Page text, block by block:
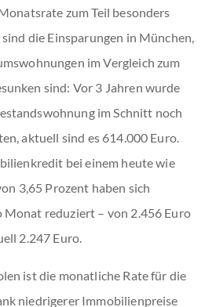
zum Teil besonders
die Einsparungen in München,
im Vergleich zum
sind: Vor 3 Jahren wurde
im Schnitt noch
aktuell sind es 614.000 Euro.
bei einem heute wie
3,65 Prozent haben sich
Monat reduziert – von 2.456 Euro
2.247 Euro.
ist die monatliche Rate für die
niedrigerer Immobilienpreise